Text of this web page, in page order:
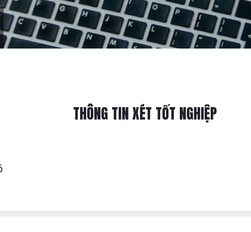
THÔNG TIN XÉT TỐT NGHIỆP